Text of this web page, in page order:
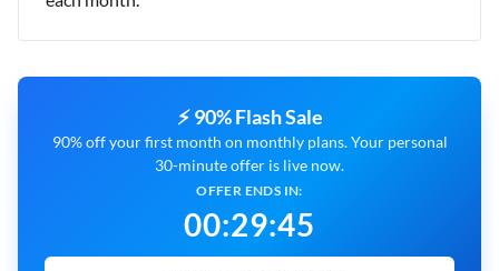
⚡ 90% Flash Sale
90% off your first month on monthly plans. Your personal
30-minute offer is live now.
OFFER ENDS IN:
00:29:44